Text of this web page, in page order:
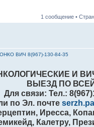
1 сообщение •
ВИЧ 8(967)-130-84-35
И
ВЫЕЗД ПО
Для связи: Тел.:
по Эл. почте
Иресса,
Калетру,